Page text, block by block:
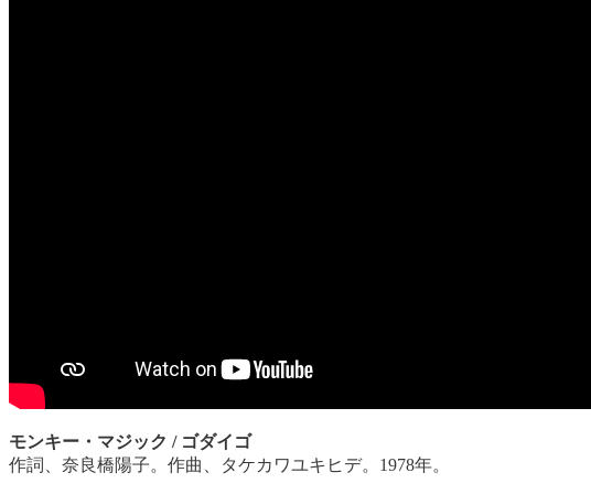
モンキー・マジック / ゴダイゴ
作詞、奈良橋陽子。作曲、タケカワユキヒデ。1978年。